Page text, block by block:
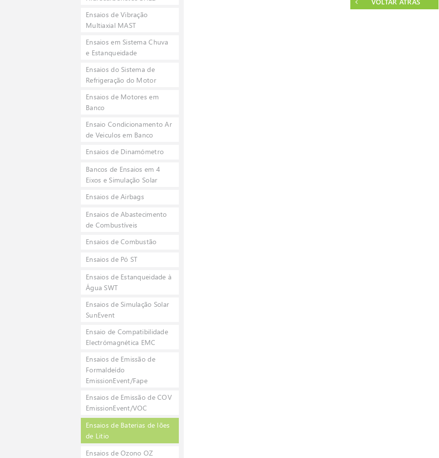
Ensaios de Vibração
Multiaxial MAST
Ensaios em Sistema Chuva
e Estanqueidade
Ensaios do Sistema de
Refrigeração do Motor
Ensaios de Motores em
Banco
Ensaio Condicionamento Ar
de Veiculos em Banco
Ensaios de Dinamómetro
Bancos de Ensaios em 4
Eixos e Simulação Solar
Ensaios de Airbags
Ensaios de Abastecimento
de Combustíveis
Ensaios de Combustão
Ensaios de Pó ST
Ensaios de Estanqueidade à
Água SWT
Ensaios de Simulação Solar
SunEvent
Ensaio de Compatibilidade
Electrómagnética EMC
Ensaios de Emissão de
Formaldeído
EmissionEvent/Fape
Ensaios de Emissão de COV
EmissionEvent/VOC
Ensaios de Baterias de Iões
de Litio
Ensaios de Ozono OZ